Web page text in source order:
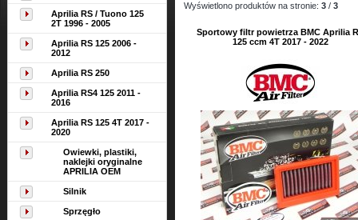
Aprilia RS / Tuono 125
2T 1996 - 2005
Aprilia RS 125 2006 -
2012
Aprilia RS 250
Aprilia RS4 125 2011 -
2016
Aprilia RS 125 4T 2017 -
2020
Owiewki, plastiki,
naklejki oryginalne
APRILIA OEM
Silnik
Sprzęgło
Wyświetlono produktów na stronie: 3 / 3
Sportowy filtr powietrza BMC Aprilia
125 ccm 4T 2017 - 2022